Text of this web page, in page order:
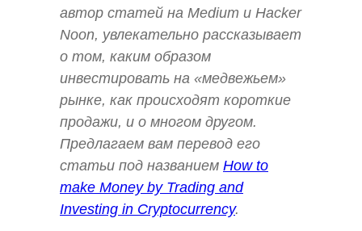
автор статей на Medium и Hacker
Noon, увлекательно рассказывает
о том, каким образом
инвестировать на «медвежьем»
рынке, как происходят короткие
продажи, и о многом другом.
Предлагаем вам перевод его
статьи под названием How to
make Money by Trading and
Investing in Cryptocurrency.